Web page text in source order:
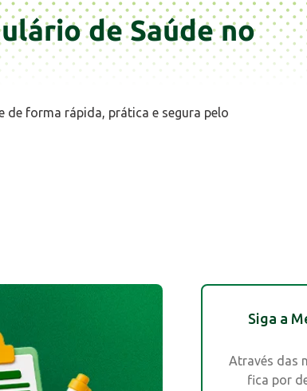
de Saúde no
de forma rápida, prática e segura pelo
Siga a
Através das
fica por